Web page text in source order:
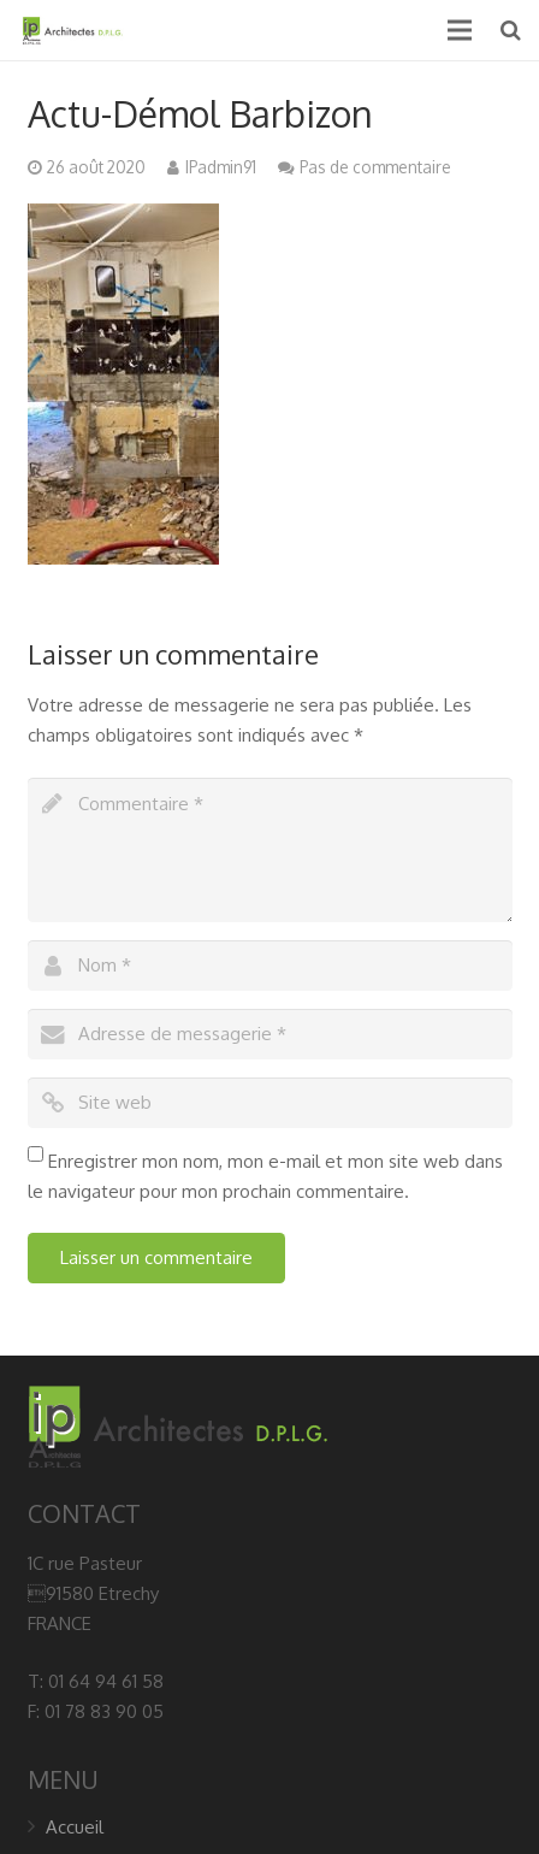
Actualités & médias
Contact
Actu-Démol Barbizon
26 août 2020 IPadmin91 Pas de commentaire
Laisser un commentaire
Votre adresse de messagerie ne sera pas publiée. Les
champs obligatoires sont indiqués avec *
Enregistrer mon nom, mon e-mail et mon site web dans
le navigateur pour mon prochain commentaire.
CONTACT
1C rue Pasteur
91580 Etrechy
FRANCE
T: 01 64 94 61 58
F: 01 78 83 90 05
MENU
Accueil